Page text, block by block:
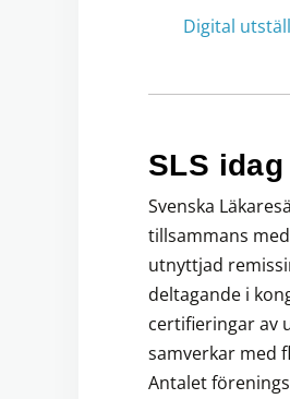
Digital
SLS idag
Svenska
tillsammans
utnyttjad
deltagande i
certifieringar av
samverkar med
Antalet